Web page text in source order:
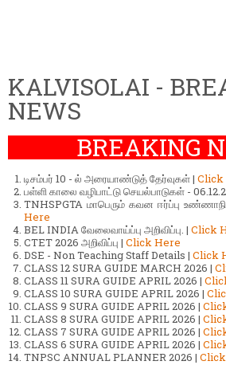
KALVISOLAI -
NEWS
BREAKING
டிசம்பர் 10 - ல் அரையாண்டுத் தேர்வுகள் | Click
பள்ளி காலை வழிபாட்டு செயல்பாடுகள் -
TNHSPGTA மாபெரும் கவன ஈர்ப்பு
Here
BEL INDIA வேலைவாய்ப்பு அறிவிப்பு. | Click
CTET 2026 அறிவிப்பு | Click Here
DSE - Non Teaching Staff Details | Click
CLASS 12 SURA GUIDE MARCH 2026 |
CLASS 11 SURA GUIDE APRIL 2026 |
CLASS 10 SURA GUIDE APRIL 2026 |
CLASS 9 SURA GUIDE APRIL 2026 |
CLASS 8 SURA GUIDE APRIL 2026 |
CLASS 7 SURA GUIDE APRIL 2026 |
CLASS 6 SURA GUIDE APRIL 2026 |
TNPSC ANNUAL PLANNER 2026 |